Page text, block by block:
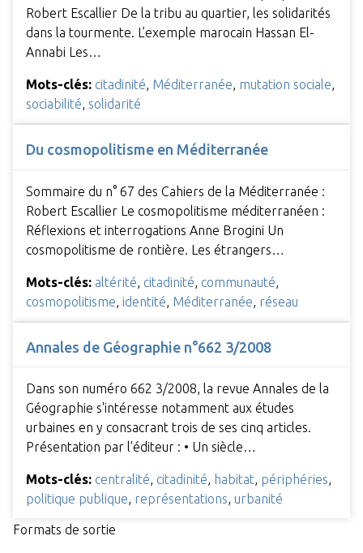
Robert Escallier De la tribu au quartier, les solidarités
dans la tourmente. L’exemple marocain Hassan El-
Annabi Les…
Mots-clés: citadinité, Méditerranée, mutation sociale,
sociabilité, solidarité
Du cosmopolitisme en Méditerranée
Sommaire du n° 67 des Cahiers de la Méditerranée :
Robert Escallier Le cosmopolitisme méditerranéen :
Réflexions et interrogations Anne Brogini Un
cosmopolitisme de rontière. Les étrangers…
Mots-clés: altérité citadinité communauté
cosmopolitisme identité Méditerranée réseau
Annales de Géographie n°662 3/2008
Dans son numéro 662 3/2008, la revue Annales de la
Géographie s'intéresse notamment aux études
urbaines en y consacrant trois de ses cinq articles.
Présentation par l'éditeur : • Un siècle…
Mots-clés: centralité, citadinité, habitat, périphéries,
politique publique, représentations, urbanité
Formats de sortie